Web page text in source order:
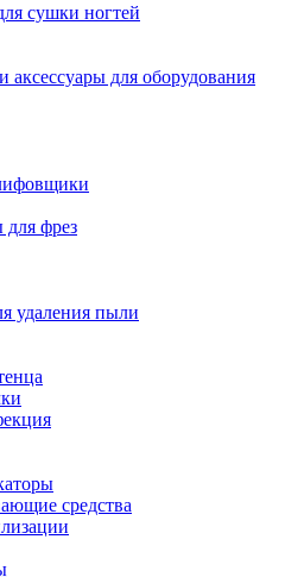
сушки ногтей
для оборудования
фрез
удаления пыли
средства